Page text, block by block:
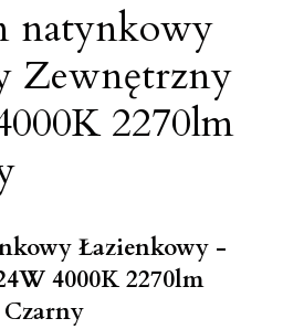
natynkowy
Zewnętrzny
2270lm
Łazienkowy -
4000K 2270lm
Czarny